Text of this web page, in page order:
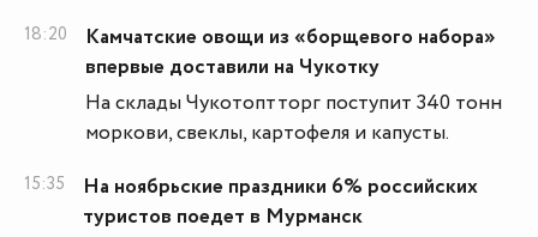
18:20
Камчатские овощи из «борщевого набора»
впервые доставили на Чукотку
На склады Чукотоптторг поступит 340 тонн
моркови, свеклы, картофеля и капусты.
15:35
На ноябрьские праздники 6% российских
туристов поедет в Мурманск